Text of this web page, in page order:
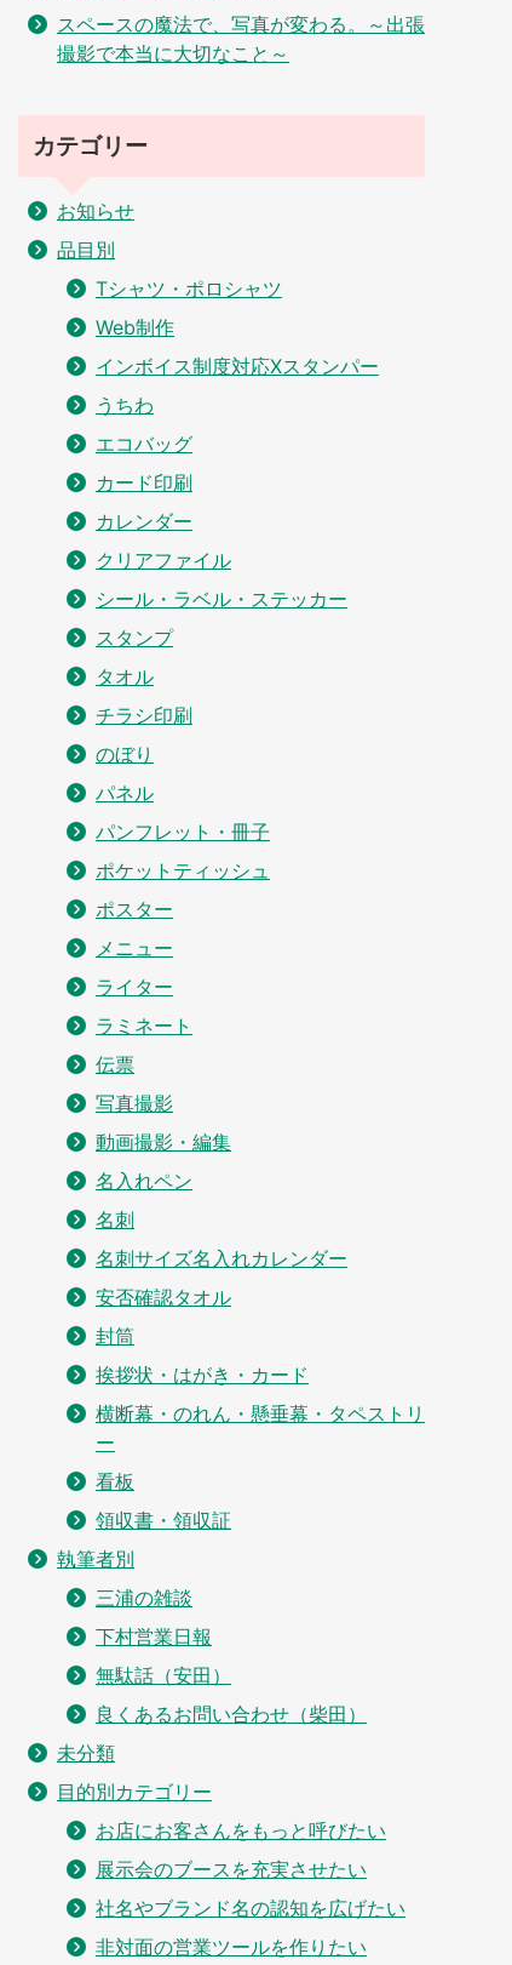
スペースの魔法で、写真が変わる。～出張
撮影で本当に大切なこと～
カテゴリー
お知らせ
品目別
Tシャツ・ポロシャツ
Web制作
インボイス制度対応Xスタンパー
うちわ
エコバッグ
カード印刷
カレンダー
クリアファイル
シール・ラベル・ステッカー
スタンプ
タオル
チラシ印刷
のぼり
パネル
パンフレット・冊子
ポケットティッシュ
ポスター
メニュー
ライター
ラミネート
伝票
写真撮影
動画撮影・編集
名入れペン
名刺
名刺サイズ名入れカレンダー
安否確認タオル
封筒
挨拶状・はがき・カード
横断幕・のれん・懸垂幕・タペストリ
ー
看板
領収書・領収証
執筆者別
三浦の雑談
下村営業日報
無駄話（安田）
良くあるお問い合わせ（柴田）
未分類
目的別カテゴリー
お店にお客さんをもっと呼びたい
展示会のブースを充実させたい
社名やブランド名の認知を広げたい
非対面の営業ツールを作りたい